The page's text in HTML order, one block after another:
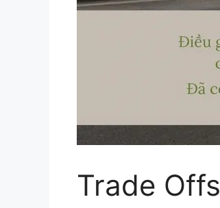
Trade Offs